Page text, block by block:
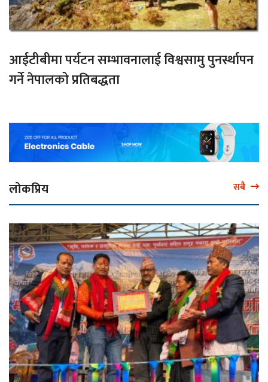
आईटीबीमा पर्यटन सम्भावनालाई विश्वसामु पुनर्स्थापन
गर्ने नेपालको प्रतिबद्धता
लोकप्रिय सबै